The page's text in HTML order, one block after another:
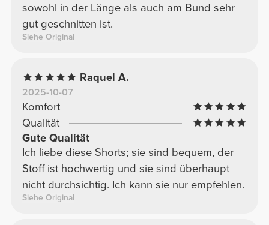
sowohl in der Länge als auch am Bund sehr
gut geschnitten ist.
Siehe Original
Raquel A.
2025-10-07
Komfort
Qualität
Gute Qualität
Ich liebe diese Shorts; sie sind bequem, der
Stoff ist hochwertig und sie sind überhaupt
nicht durchsichtig. Ich kann sie nur empfehlen.
Siehe Original